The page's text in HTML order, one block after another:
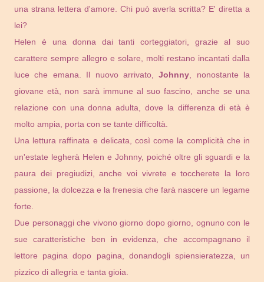
una strana lettera d'amore. Chi può averla scritta? E' diretta a
lei?
Helen è una donna dai tanti corteggiatori, grazie al suo
carattere sempre allegro e solare, molti restano incantati dalla
luce che emana. Il nuovo arrivato,Johnny , nonostante la
giovane età, non sarà immune al suo fascino, anche se una
relazione con una donna adulta, dove la differenza di età è
molto ampia, porta con se tante difficoltà.
Una lettura raffinata e delicata, così come la complicità che in
un'estate legherà Helen e Johnny, poiché oltre gli sguardi e la
paura dei pregiudizi, anche voi vivrete e toccherete la loro
passione, la dolcezza e la frenesia che farà nascere un legame
forte.
Due personaggi che vivono giorno dopo giorno, ognuno con le
sue caratteristiche ben in evidenza, che accompagnano il
lettore pagina dopo pagina, donandogli spiensieratezza, un
pizzico di allegria e tanta gioia.